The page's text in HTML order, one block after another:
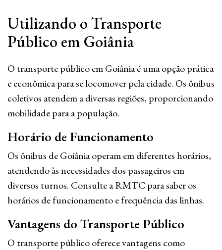
Utilizando o Transporte
Público em Goiânia
O transporte público em Goiânia é uma opção prática
e econômica para se locomover pela cidade. Os ônibus
coletivos atendem a diversas regiões, proporcionando
mobilidade para a população.
Horário de Funcionamento
Os ônibus de Goiânia operam em diferentes horários,
atendendo às necessidades dos passageiros em
diversos turnos. Consulte a RMTC para saber os
horários de funcionamento e frequência das linhas.
Vantagens do Transporte Público
O transporte público oferece vantagens como